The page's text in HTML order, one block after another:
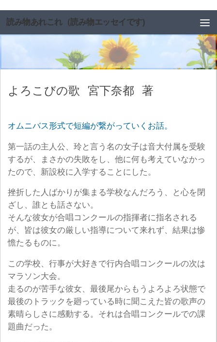
読み物あれこれ（読み物エッセイです)
よろこびの歌 宮下奈都 著
オムニバス形式で短編が繋がっていくお話。
第一話の主人公、玲と言う名の女子は音大付属を受験
するが、まさかの失敗をし、他に何も考えていなかっ
たので、新設校に入学することにした。
挫折した人ばかりが集まる学校なんだろう、と心を閉
ざし、誰とも話さない。
そんな彼女が合唱コンクールの指揮者に指名される
が、皆は彼女の厳しい指導について来れず、結果は惨
憺たるものに。
この学校、行事が大好きで行内合唱コンクールの次は
マラソン大会。
走るのが苦手な彼女、最後尾からもうよろよろ状態で
最後のトラックを廻っている時に聞こえた皆の歌声の
素晴らしさに感動する。それは合唱コンクールでの課
題曲だった。